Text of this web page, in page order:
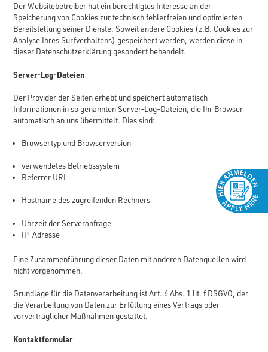
Der Websitebetreiber hat ein berechtigtes Interesse an der
Speicherung von Cookies zur technisch fehlerfreien und optimierten
Bereitstellung seiner Dienste. Soweit andere Cookies (z.B. Cookies zur
Analyse Ihres Surfverhaltens) gespeichert werden, werden diese in
dieser Datenschutzerklärung gesondert behandelt.
Server-Log-Dateien
Der Provider der Seiten erhebt und speichert automatisch
Informationen in so genannten Server-Log-Dateien, die Ihr Browser
automatisch an uns übermittelt. Dies sind:
Browsertyp und Browserversion
verwendetes Betriebssystem
Referrer URL
Hostname des zugreifenden Rechners
Uhrzeit der Serveranfrage
IP-Adresse
Eine Zusammenführung dieser Daten mit anderen Datenquellen wird
nicht vorgenommen.
Grundlage für die Datenverarbeitung ist Art. 6 Abs. 1 lit. f DSGVO, der
die Verarbeitung von Daten zur Erfüllung eines Vertrags oder
vorvertraglicher Maßnahmen gestattet.
Kontaktformular